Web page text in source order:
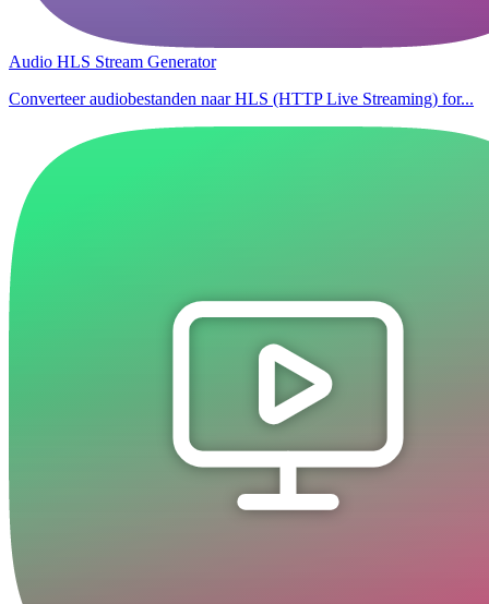
Audio HLS Stream Generator
Converteer audiobestanden naar HLS (HTTP Live Streaming) for...